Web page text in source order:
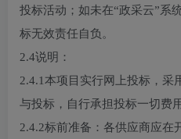
投标活动；如未在“政采云”系
标无效责任自负。
2.4说明：
2.4.1本项目实行网上投标，采
与投标，自行承担投标一切费用
2.4.2标前准备：各供应商应在